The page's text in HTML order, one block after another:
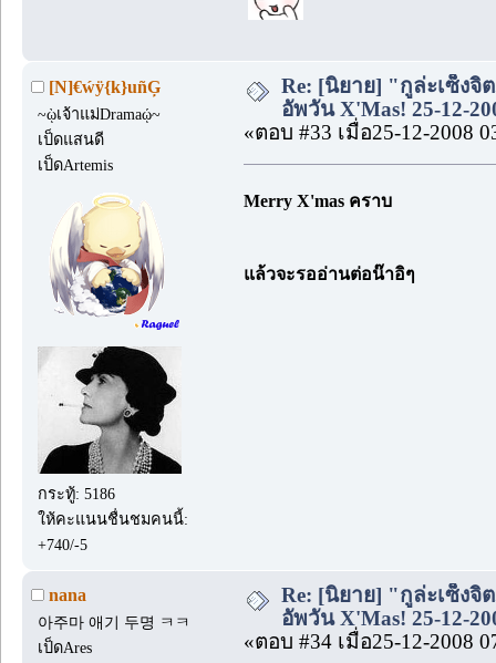
[N]€ẃÿ{k}uñĢ
~ῲเจ้าแม่Dramaῴ~
เป็ดแสนดี
เป็ดArtemis
กระทู้: 5186
ให้คะแนนชื่นชมคนนี้:
+740/-5
Re: [นิยาย] "กูล่ะเซ็งจิ
อัพวัน X'Mas! 25-12-
«ตอบ #33 เมื่อ25-12-2008
Merry X'mas คราบ
แล้วจะรออ่านต่อน๊าอิๆ
nana
아주마 애기 두명 ㅋㅋ
เป็ดAres
Re: [นิยาย] "กูล่ะเซ็งจิ
อัพวัน X'Mas! 25-12-
«ตอบ #34 เมื่อ25-12-2008